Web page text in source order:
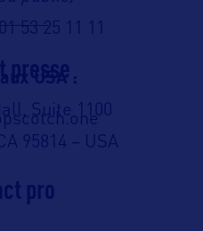
53 25 11 11
USA :
Suite 1100
95814 – USA
presse
pro